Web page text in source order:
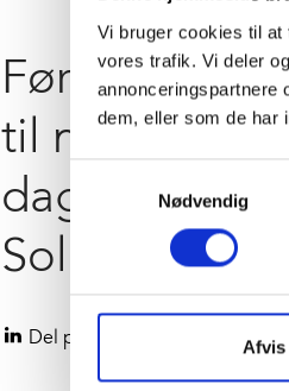
Vi bruger cookies til
vores trafik. Vi deler
annonceringspartnere
dem, eller som de har
Nødvendig
Afvis
Første
til ny
daginstitution
Solrød
Del på LinkedIn